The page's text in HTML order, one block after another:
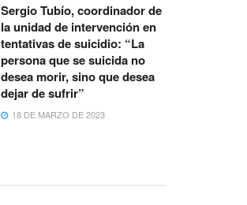
Sergio Tubío, coordinador de
la unidad de intervención en
tentativas de suicidio: “La
persona que se suicida no
desea morir, sino que desea
dejar de sufrir”
18 DE MARZO DE 2023